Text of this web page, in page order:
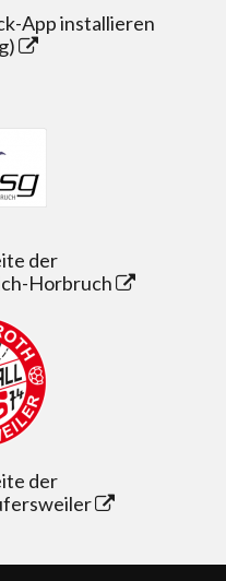
App installieren
der
Horbruch
der